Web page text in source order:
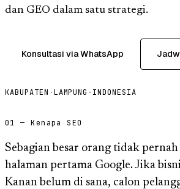
dan GEO dalam satu strategi.
Konsultasi via WhatsApp
KABUPATEN ·LAMPUNG · INDONESIA
01 — Kenapa SEO
Sebagian besar orang tidak
halaman pertama Google. Jika
Kanan belum di sana, calon